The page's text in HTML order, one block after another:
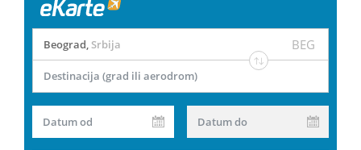
Beograd, Srbija BEG
Destinacija (grad ili aerodrom)
Datum od Datum do